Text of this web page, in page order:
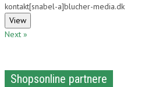
kontakt[snabel-a]blucher-media.dk
Next »
Shopsonline partnere